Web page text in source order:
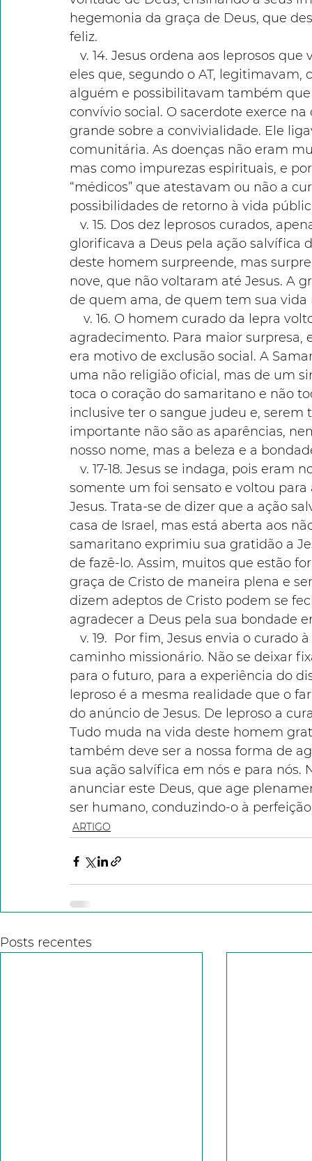
hegemonia da graça de Deus, que
feliz.
eles que, segundo o AT,
alguém e possibilitavam também
convívio social. O sacerdote exerce
grande sobre a convivialidade. Ele
comunitária. As doenças não eram
mas como impurezas espirituais, e
“médicos” que atestavam ou não a
possibilidades de retorno à vida
glorificava a Deus pela ação salvífica
deste homem surpreende, mas
nove, que não voltaram até Jesus. A
de quem ama, de quem tem sua
v. 16. O homem curado da lepra
agradecimento. Para maior
era motivo de exclusão social. A
uma não religião oficial, mas de um
toca o coração do samaritano e não
inclusive ter o sangue judeu e,
importante não são as aparências,
nosso nome, mas a beleza e a
somente um foi sensato e voltou
Jesus. Trata-se de dizer que a ação
casa de Israel, mas está aberta aos
samaritano exprimiu sua gratidão a
de fazê-lo. Assim, muitos que estão
graça de Cristo de maneira plena e
dizem adeptos de Cristo podem se
agradecer a Deus pela sua bondade
caminho missionário. Não se deixar
para o futuro, para a experiência do
leproso é a mesma realidade que o
do anúncio de Jesus. De leproso a
Tudo muda na vida deste homem
também deve ser a nossa forma de
sua ação salvífica em nós e para nós.
anunciar este Deus, que age
ser humano, conduzindo-o à
ARTIGO
Posts recentes